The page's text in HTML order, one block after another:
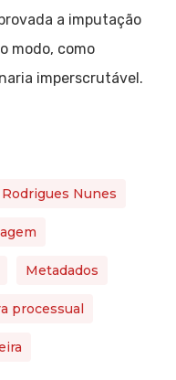
a imputação
modo, como
imperscrutável.
Nunes
Metadados
processual